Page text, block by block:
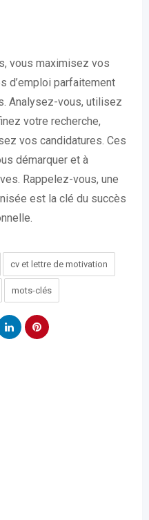
vous maximisez vos
d’emploi parfaitement
Analysez-vous, utilisez
votre recherche,
vos candidatures. Ces
démarquer et à
Rappelez-vous, une
est la clé du succès
cv et lettre de motivation
mots-clés